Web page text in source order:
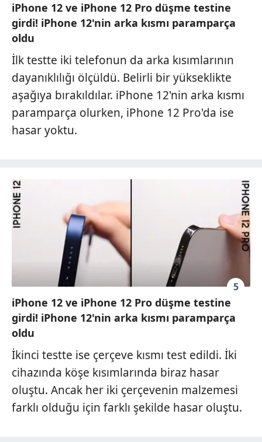
iPhone 12 ve iPhone 12 Pro düşme testine
girdi! iPhone 12'nin arka kısmı paramparça
oldu
İlk testte iki telefonun da arka kısımlarının
dayanıklılığı ölçüldü. Belirli bir yükseklikte
aşağıya bırakıldılar. iPhone 12'nin arka kısmı
paramparça olurken, iPhone 12 Pro'da ise
hasar yoktu.
5
iPhone 12 ve iPhone 12 Pro düşme testine
girdi! iPhone 12'nin arka kısmı paramparça
oldu
İkinci testte ise çerçeve kısmı test edildi. İki
cihazında köşe kısımlarında biraz hasar
oluştu. Ancak her iki çerçevenin malzemesi
farklı olduğu için farklı şekilde hasar oluştu.